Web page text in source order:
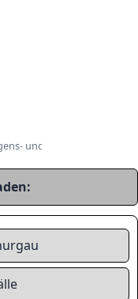
und Immobiliensteuer-